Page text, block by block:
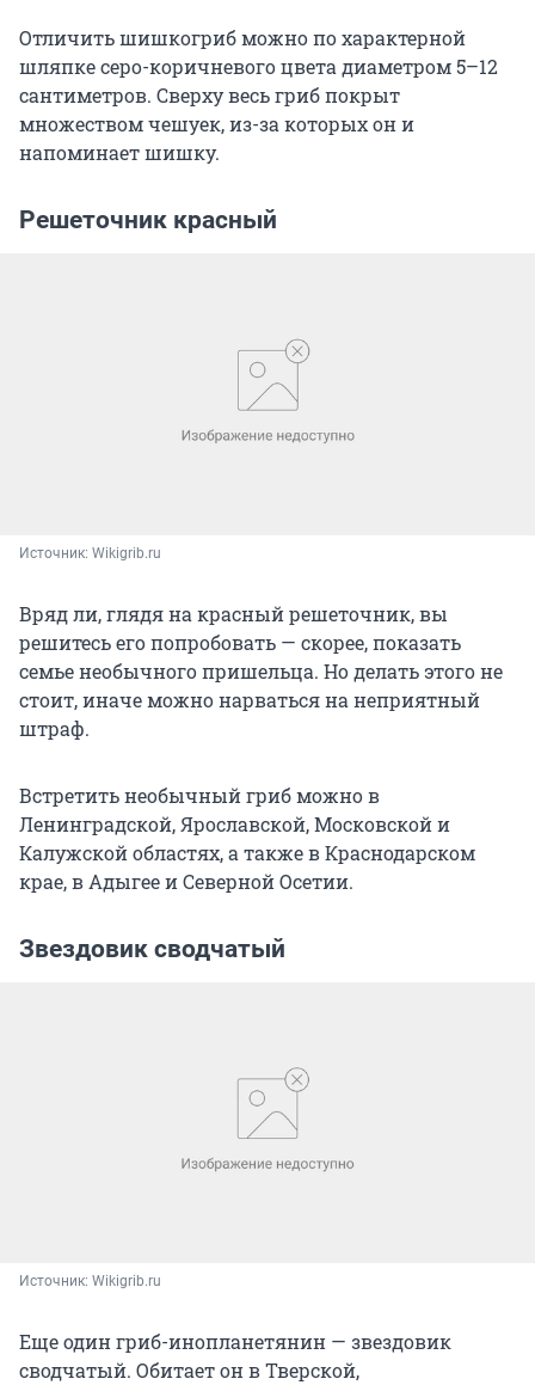
Отличить шишкогриб можно по характерной
шляпке серо-коричневого цвета диаметром 5–12
сантиметров. Сверху весь гриб покрыт
множеством чешуек, из-за которых он и
напоминает шишку.
Решеточник красный
Источник: Wikigrib.ru
Вряд ли, глядя на красный решеточник, вы
решитесь его попробовать — скорее, показать
семье необычного пришельца. Но делать этого не
стоит, иначе можно нарваться на неприятный
штраф.
Встретить необычный гриб можно в
Ленинградской, Ярославской, Московской и
Калужской областях, а также в Краснодарском
крае, в Адыгее и Северной Осетии.
Звездовик сводчатый
Источник: Wikigrib.ru
Еще один гриб-инопланетянин — звездовик
сводчатый. Обитает он в Тверской,